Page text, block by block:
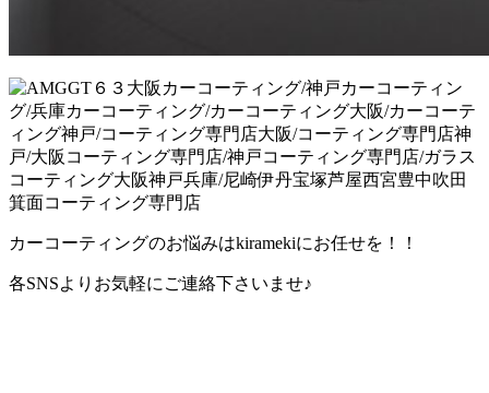
カーコーティングのお悩みはkiramekiにお任せを！！
各SNSよりお気軽にご連絡下さいませ♪